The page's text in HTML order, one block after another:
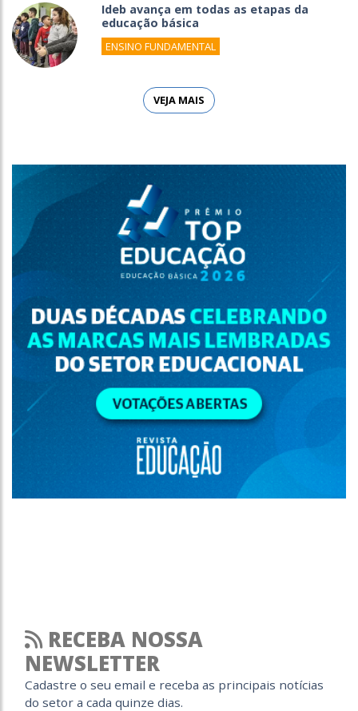
Ideb avança em todas as etapas da
educação básica
ENSINO FUNDAMENTAL
VEJA MAIS
RECEBA NOSSA
NEWSLETTER
Cadastre o seu email e receba as principais notícias
do setor a cada quinze dias.